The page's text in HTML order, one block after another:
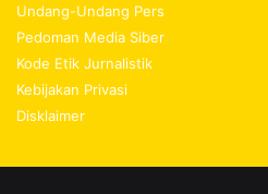
Undang-Undang Pers
Pedoman Media Siber
Kode Etik Jurnalistik
Kebijakan Privasi
Disklaimer